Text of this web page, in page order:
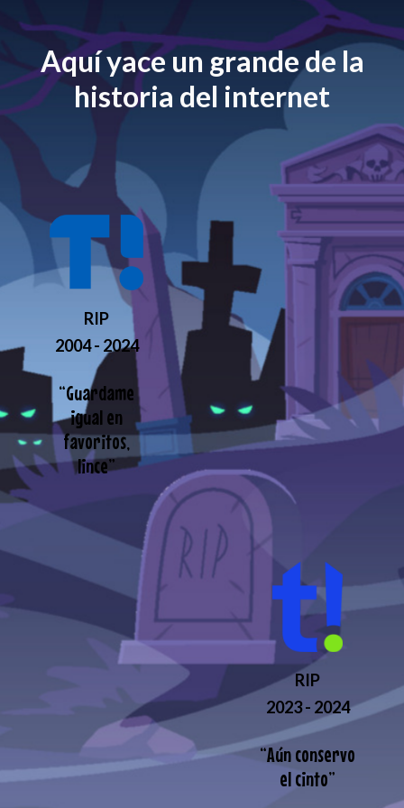
Aquí yace un grande de la
historia del internet
RIP
2004 - 2024
“Guardame
igual en
favoritos,
lince”
RIP
2023 - 2024
“Aún conservo
el cinto”